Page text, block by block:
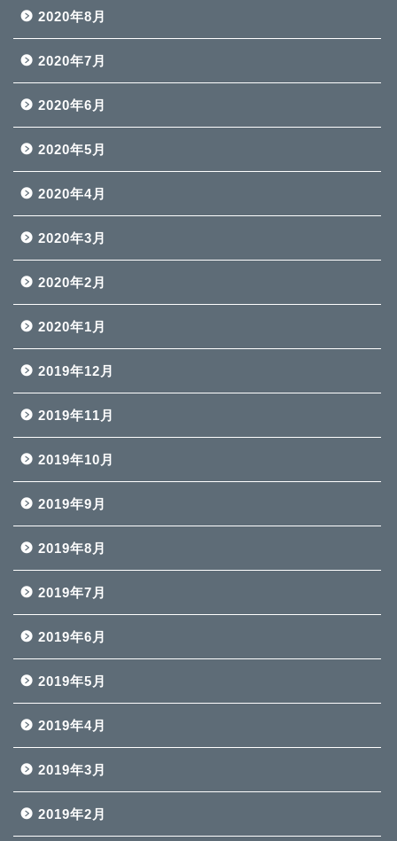
2020年8月
2020年7月
2020年6月
2020年5月
2020年4月
2020年3月
2020年2月
2020年1月
2019年12月
2019年11月
2019年10月
2019年9月
2019年8月
2019年7月
2019年6月
2019年5月
2019年4月
2019年3月
2019年2月